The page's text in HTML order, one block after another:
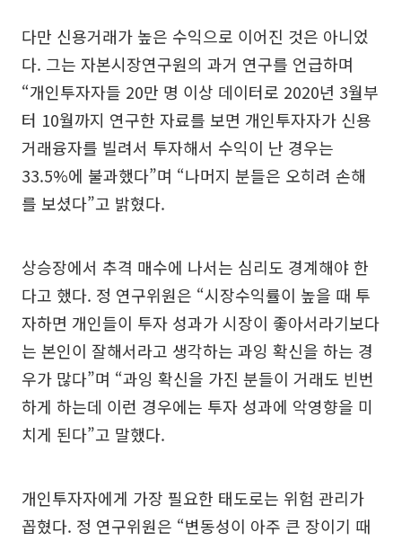
다만 신용거래가 높은 수익으로 이어진 것은 아니었
다. 그는 자본시장연구원의 과거 연구를 언급하며
“개인투자자들 20만 명 이상 데이터로 2020년 3월부
터 10월까지 연구한 자료를 보면 개인투자자가 신용
거래융자를 빌려서 투자해서 수익이 난 경우는
33.5%에 불과했다”며 “나머지 분들은 오히려 손해
를 보셨다”고 밝혔다.
상승장에서 추격 매수에 나서는 심리도 경계해야 한
다고 했다. 정 연구위원은 “시장수익률이 높을 때 투
자하면 개인들이 투자 성과가 시장이 좋아서라기보다
는 본인이 잘해서라고 생각하는 과잉 확신을 하는 경
우가 많다”며 “과잉 확신을 가진 분들이 거래도 빈번
하게 하는데 이런 경우에는 투자 성과에 악영향을 미
치게 된다”고 말했다.
개인투자자에게 가장 필요한 태도로는 위험 관리가
꼽혔다. 정 연구위원은 “변동성이 아주 큰 장이기 때